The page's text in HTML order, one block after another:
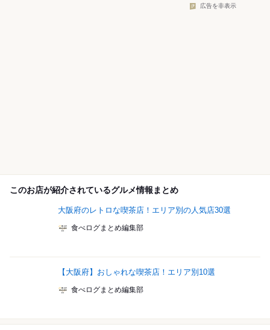
広告を非表示
このお店が紹介されているグルメ情報まとめ
大阪府のレトロな喫茶店！エリア別の人気店30選
食べログまとめ編集部
【大阪府】おしゃれな喫茶店！エリア別10選
食べログまとめ編集部